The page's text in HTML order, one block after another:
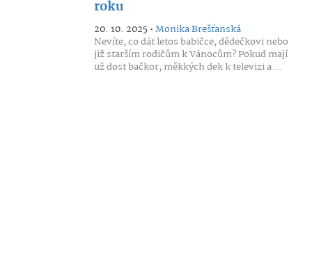
roku
20. 10. 2025 •Monika Brešťanská
Nevíte, co dát letos babičce, dědečkovi nebo
již starším rodičům k Vánocům? Pokud mají
už dost bačkor, měkkých dek k televizi a...